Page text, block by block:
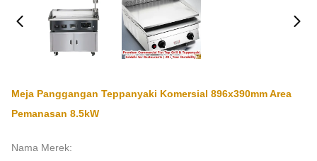
Meja Panggangan Teppanyaki Komersial 896x390mm Area
Pemanasan 8.5kW
Nama Merek: